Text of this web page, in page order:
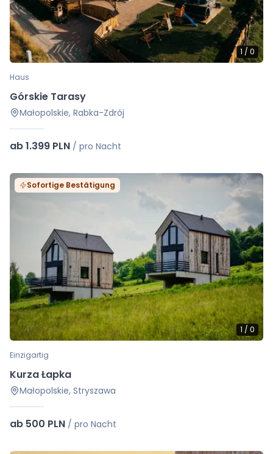
1 / 0
Haus
Górskie Tarasy
Małopolskie, Rabka-Zdrój
ab 1.399 PLN / pro Nacht
Sofortige Bestätigung
1 / 0
Einzigartig
Kurza Łapka
Małopolskie, Stryszawa
ab 500 PLN / pro Nacht